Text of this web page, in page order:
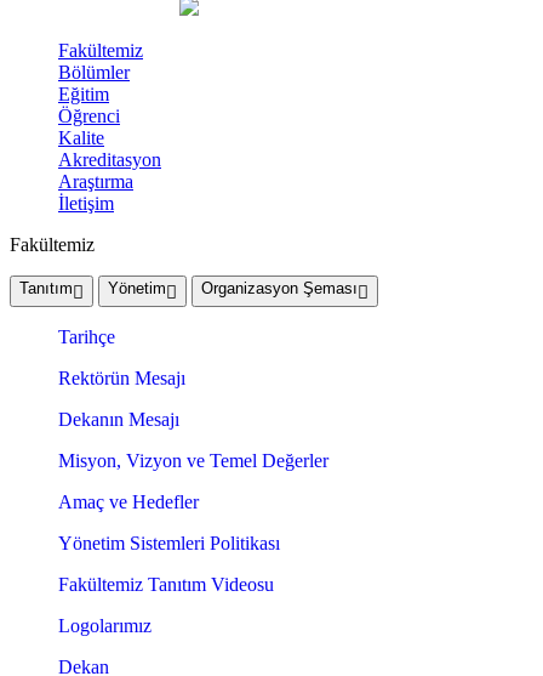
Fakültemiz
Bölümler
Eğitim
Öğrenci
Kalite
Akreditasyon
Araştırma
İletişim
Fakültemiz
Tanıtım Yönetim Organizasyon Şeması
Tarihçe
Rektörün Mesajı
Dekanın Mesajı
Misyon, Vizyon ve Temel Değerler
Amaç ve Hedefler
Yönetim Sistemleri Politikası
Fakültemiz Tanıtım Videosu
Logolarımız
Dekan